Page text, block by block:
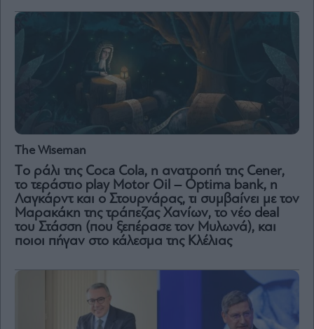
The Wiseman
Τo ράλι της Coca Cola, η ανατροπή της Cener,
το τεράστιο play Motor Oil – Optima bank, η
Λαγκάρντ και ο Στουρνάρας, τι συμβαίνει με τον
Μαρακάκη της τράπεζας Χανίων, το νέο deal
του Στάσση (που ξεπέρασε τον Μυλωνά), και
ποιοι πήγαν στο κάλεσμα της Κλέλιας